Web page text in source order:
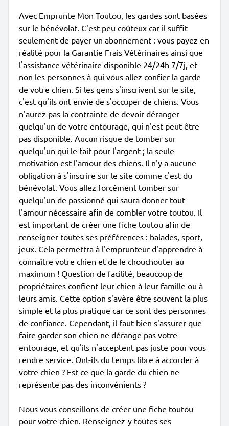
Avec Emprunte Mon Toutou, les gardes sont basées
sur le bénévolat. C'est peu coûteux car il suffit
seulement de payer un abonnement : vous payez en
réalité pour la Garantie Frais Vétérinaires ainsi que
l'assistance vétérinaire disponible 24/24h 7/7j, et
non les personnes à qui vous allez confier la garde
de votre chien. Si les gens s'inscrivent sur le site,
c'est qu'ils ont envie de s'occuper de chiens. Vous
n'aurez pas la contrainte de devoir déranger
quelqu'un de votre entourage, qui n'est peut-être
pas disponible. Aucun risque de tomber sur
quelqu'un qui le fait pour l'argent ; la seule
motivation est l'amour des chiens. Il n'y a aucune
obligation à s'inscrire sur le site comme c'est du
bénévolat. Vous allez forcément tomber sur
quelqu'un de passionné qui saura donner tout
l'amour nécessaire afin de combler votre toutou. Il
est important de créer une fiche toutou afin de
renseigner toutes ses préférences : balades, sport,
jeux. Cela permettra à l'emprunteur d'apprendre à
connaître votre chien et de le chouchouter au
maximum ! Question de facilité, beaucoup de
propriétaires confient leur chien à leur famille ou à
leurs amis. Cette option s'avère être souvent la plus
simple et la plus pratique car ce sont des personnes
de confiance. Cependant, il faut bien s'assurer que
faire garder son chien ne dérange pas votre
entourage, et qu'ils n'acceptent pas juste pour vous
rendre service. Ont-ils du temps libre à accorder à
votre chien ? Est-ce que la garde du chien ne
représente pas des inconvénients ?
Nous vous conseillons de créer une fiche toutou
pour votre chien. Renseignez-y toutes ses